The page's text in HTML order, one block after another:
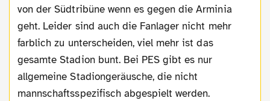
von der Südtribüne wenn es gegen die Arminia
geht. Leider sind auch die Fanlager nicht mehr
farblich zu unterscheiden, viel mehr ist das
gesamte Stadion bunt. Bei PES gibt es nur
allgemeine Stadiongeräusche, die nicht
mannschaftsspezifisch abgespielt werden.